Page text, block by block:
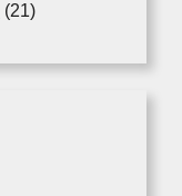
(21)